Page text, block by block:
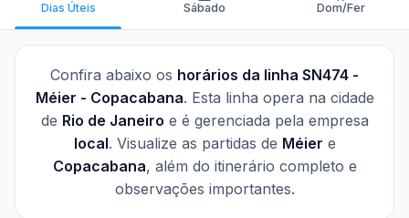
Dias Úteis Sábado Dom/Fer
Confira abaixo os horários da linha SN474 -
Méier - Copacabana. Esta linha opera na cidade
de Rio de Janeiro e é gerenciada pela empresa
local. Visualize as partidas de Méier e
Copacabana, além do itinerário completo e
observações importantes.